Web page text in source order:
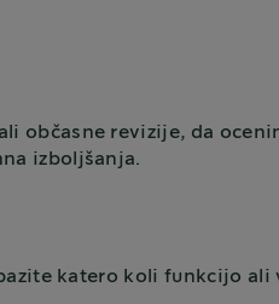
občasne revizije, da
izboljšanja.
katero koli funkcijo ali